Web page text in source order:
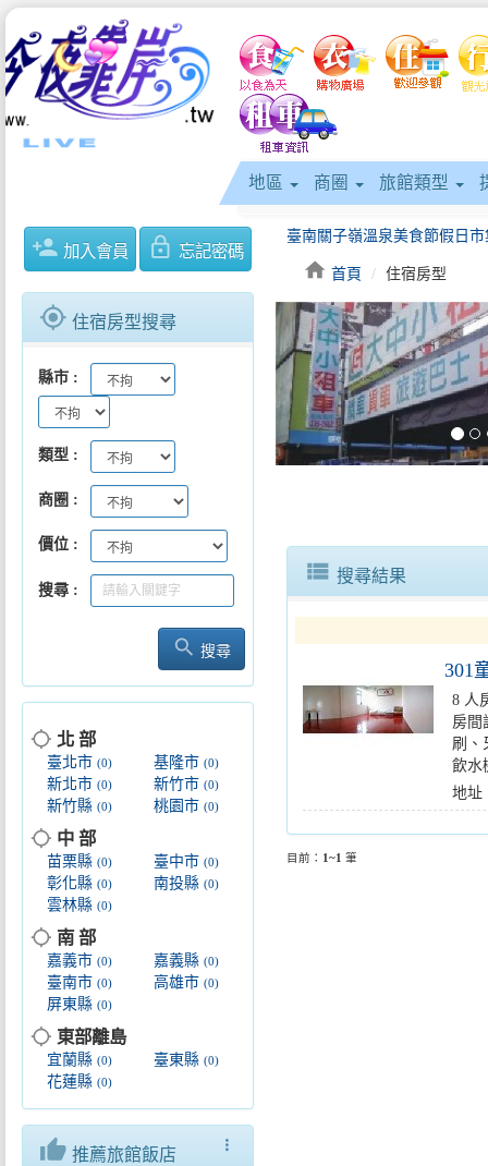
地區 商圈 旅館類型
person_add 加入會員 lock_outline 忘記密碼
gps_fixed 住宿房型搜尋
縣市
類型
商圈
價位
搜尋
search 搜尋
location_searching 北 部
臺北市 (0) 基隆市(0)
新北市 (0) 新竹市(0)
新竹縣 (0) 桃園市(0)
location_searching 中 部
苗栗縣 (0) 臺中市(0)
彰化縣 (0) 南投縣(0)
雲林縣 (0)
location_searching 南 部
嘉義市 (0) 嘉義縣(0)
臺南市 (0) 高雄市(0)
屏東縣 (0)
location_searching 東部離島
宜蘭縣 (0) 臺東縣(0)
花蓮縣 (0)
more_vert
thumb_up 推薦旅館飯店
home 首頁 住宿房型
keyboard_arrow_left
view_list 搜尋結果
301
8 人
房間
刷、
飲水
地址
目前： 1~1 筆